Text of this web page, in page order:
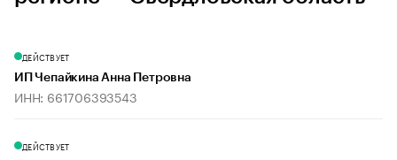
ДЕЙСТВУЕТ
ИП Чепайкина Анна Петровна
ИНН: 661706393543
ДЕЙСТВУЕТ